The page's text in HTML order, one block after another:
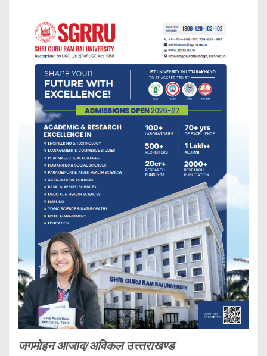
जगमोहन आजाद/अविकल उत्त्तराखण्ड